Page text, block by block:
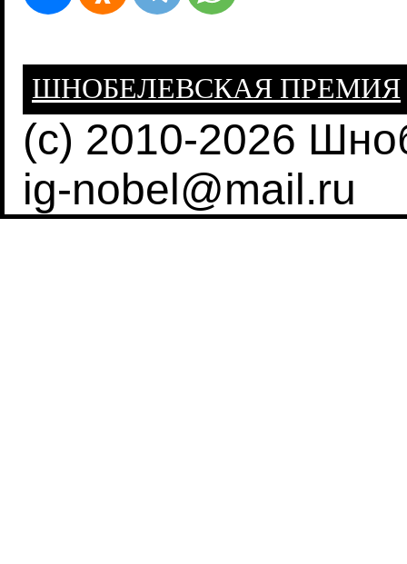
ШНОБЕЛЕВСКАЯ ПРЕМИЯ
(c) 2010-2026
ig-nobel@mail.ru